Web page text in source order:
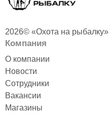
2026© «Охота на рыбалку»
Компания
О компании
Новости
Сотрудники
Вакансии
Магазины